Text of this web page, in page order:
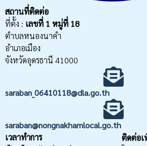
สถานที่ติดต่อ
ที่ตั้ง : เลขที่ 1 หมู่ที่ 18
ตำบลหนองนาคำ
อำเภอเมือง
จังหวัดอุดรธานี 41000
saraban_06410118@dla.go.th
saraban@nongnakhamlocal.go.th
เวลาทำการ
ติดต่อ